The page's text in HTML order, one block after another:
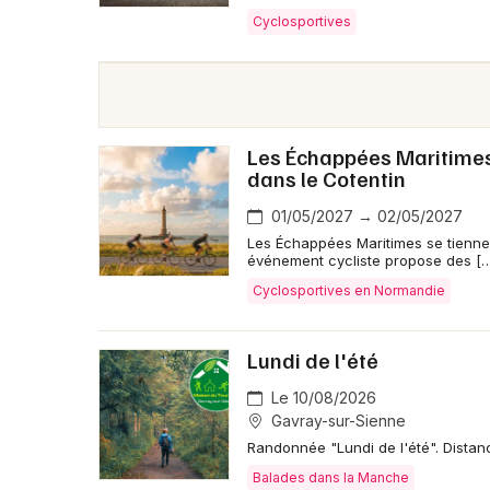
Cyclosportives
Les Échappées
dans le Cotentin
01/05/2027 → 02/05/2027
Les Échappées Maritimes se
événement cycliste propose des
Cyclosportives en Normandie
Lundi de l'été
Le 10/08/2026
Gavray-sur-Sienne
Randonnée "Lundi de l'été".
Balades dans la Manche